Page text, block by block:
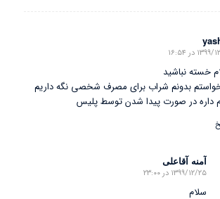
۱۷ در ۱۶:۵۴
خسته نباشید
بدونم شراب برای مصرف شخصی نگه داریم
داره در صورت پیدا شدن توسط پلیس
آمنه آقاعلی
گفته:
۱۳۹۹/۱۲/۲۵ در ۲۳:۰۰
سلام